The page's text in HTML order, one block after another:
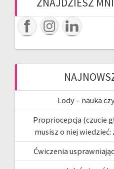
ZNAJDZIESZ
Lody – nauka
Propriocepcja (czucie
musisz o niej
Ćwiczenia